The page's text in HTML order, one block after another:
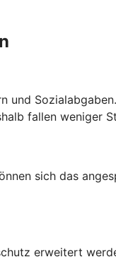
und
fallen weniger
sich das
erweitert